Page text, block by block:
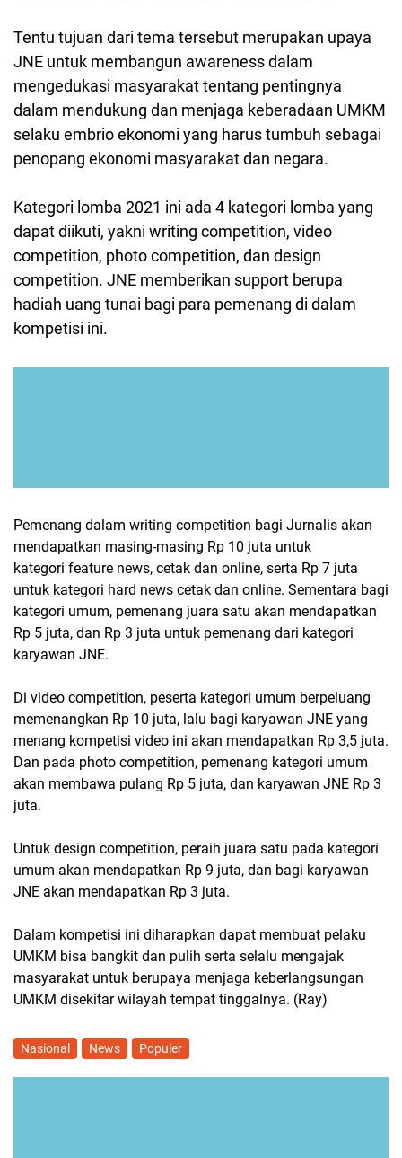
Tentu tujuan dari tema tersebut merupakan upaya
JNE untuk membangun awareness dalam
mengedukasi masyarakat tentang pentingnya
dalam mendukung dan menjaga keberadaan UMKM
selaku embrio ekonomi yang harus tumbuh sebagai
penopang ekonomi masyarakat dan negara.
Kategori lomba 2021 ini ada 4 kategori lomba yang
dapat diikuti, yakni writing competition, video
competition, photo competition, dan design
competition. JNE memberikan support berupa
hadiah uang tunai bagi para pemenang di dalam
kompetisi ini.
Pemenang dalam writing competition bagi Jurnalis akan
mendapatkan masing-masing Rp 10 juta untuk
kategori feature news, cetak dan online, serta Rp 7 juta
untuk kategori hard news cetak dan online. Sementara bagi
kategori umum, pemenang juara satu akan mendapatkan
Rp 5 juta, dan Rp 3 juta untuk pemenang dari kategori
karyawan JNE.
Di video competition, peserta kategori umum berpeluang
memenangkan Rp 10 juta, lalu bagi karyawan JNE yang
menang kompetisi video ini akan mendapatkan Rp 3,5 juta.
Dan pada photo competition, pemenang kategori umum
akan membawa pulang Rp 5 juta, dan karyawan JNE Rp 3
juta.
Untuk design competition, peraih juara satu pada kategori
umum akan mendapatkan Rp 9 juta, dan bagi karyawan
JNE akan mendapatkan Rp 3 juta.
Dalam kompetisi ini diharapkan dapat membuat pelaku
UMKM bisa bangkit dan pulih serta selalu mengajak
masyarakat untuk berupaya menjaga keberlangsungan
UMKM disekitar wilayah tempat tinggalnya. (Ray)
Nasional News Populer